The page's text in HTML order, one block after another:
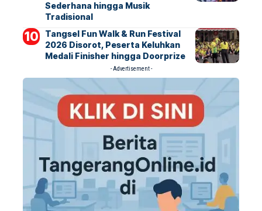
Sederhana hingga Musik
Tradisional
Tangsel Fun Walk & Run Festival
2026 Disorot, Peserta Keluhkan
Medali Finisher hingga Doorprize
- Advertisement -